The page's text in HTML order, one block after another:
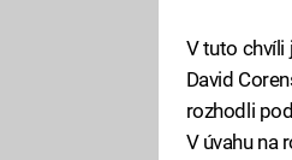
V tuto chvíli
David
rozhodli
V úvahu na